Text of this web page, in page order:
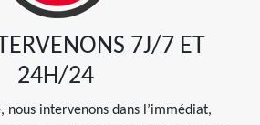
7J/7 ET
24H/24
nous intervenons dans l’immédiat,